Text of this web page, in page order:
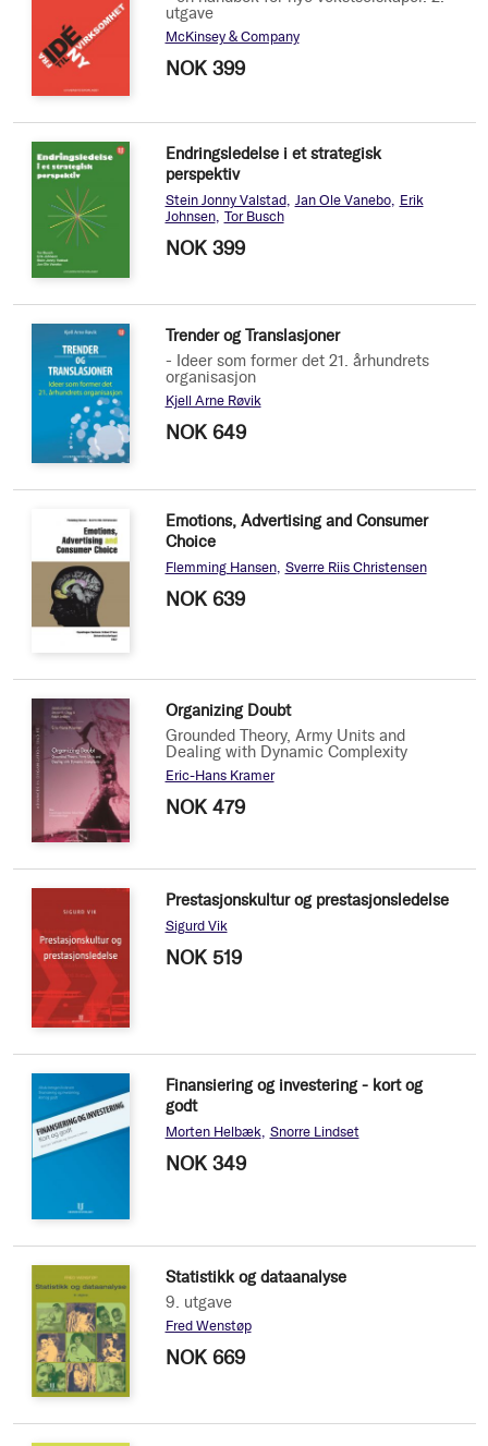
utgave
McKinsey & Company
NOK 399
Endringsledelse i et strategisk
perspektiv
Stein Jonny Valstad Jan Ole Vanebo
Erik
Johnsen Tor Busch
NOK 399
Trender og Translasjoner
- Ideer som former det 21. århundrets
organisasjon
Kjell Arne Røvik
NOK 649
Emotions, Advertising and Consumer
Choice
Flemming Hansen Sverre Riis Christensen
NOK 639
Organizing Doubt
Grounded Theory, Army Units and
Dealing with Dynamic Complexity
Eric-Hans Kramer
NOK 479
Prestasjonskultur og prestasjonsledelse
Sigurd Vik
NOK 519
Finansiering og investering - kort og
godt
Morten Helbæk Snorre Lindset
NOK 349
Statistikk og dataanalyse
9. utgave
Fred Wenstøp
NOK 669